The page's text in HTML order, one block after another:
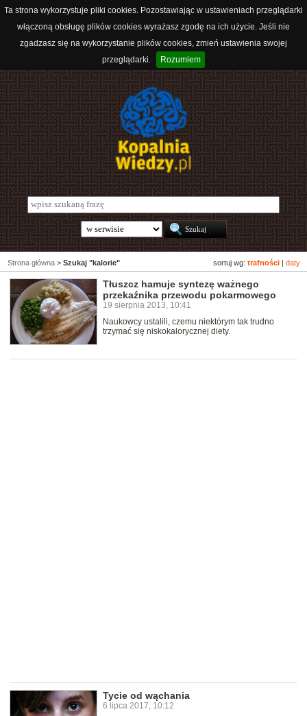
Ta strona wykorzystuje pliki cookies. Pozostawiając w ustawieniach przeglądarki
włączoną obsługę plików cookies wyrażasz zgodę na ich użycie. Jeśli nie
zgadzasz się na wykorzystanie plików cookies, zmień ustawienia swojej
przeglądarki.
Rozumiem
sortuj wg: trafności daty
Strona główna > Szukaj "kalorie"
Tłuszcz hamuje syntezę ważnego
przekaźnika przewodu pokarmowego
19 sierpnia 2013, 10:41
Naukowcy ustalili, czemu niektórym tak trudno
trzymać się niskokalorycznej diety.
Tycie od wąchania
6 lipca 2017, 10:12